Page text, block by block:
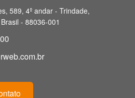
589, 4º andar - Trindade,
- 88036-001